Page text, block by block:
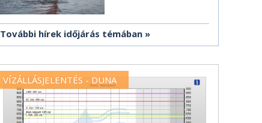
További hírek időjárás témában
VÍZÁLLÁSJELENTÉS - DUNA